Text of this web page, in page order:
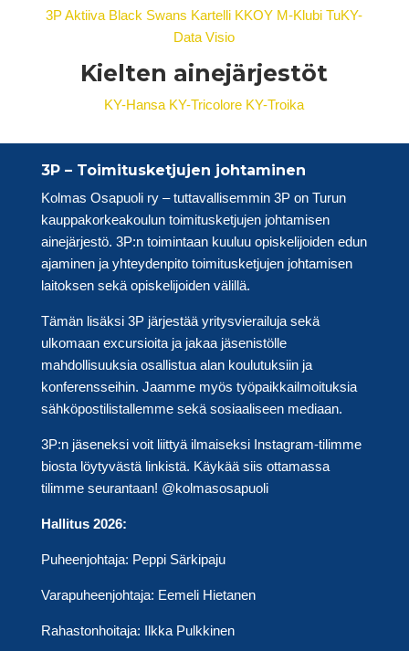
3P Aktiiva Black Swans Kartelli KKOY M-Klubi TuKY-
Data Visio
Kielten ainejärjestöt
KY-Hansa KY-Tricolore KY-Troika
3P – Toimitusketjujen johtaminen
Kolmas Osapuoli ry – tuttavallisemmin 3P on Turun
kauppakorkeakoulun toimitusketjujen johtamisen
ainejärjestö. 3P:n toimintaan kuuluu opiskelijoiden edun
ajaminen ja yhteydenpito toimitusketjujen johtamisen
laitoksen sekä opiskelijoiden välillä.
Tämän lisäksi 3P järjestää yritysvierailuja sekä
ulkomaan excursioita ja jakaa jäsenistölle
mahdollisuuksia osallistua alan koulutuksiin ja
konferensseihin. Jaamme myös työpaikkailmoituksia
sähköpostilistallemme sekä sosiaaliseen mediaan.
3P:n jäseneksi voit liittyä ilmaiseksi Instagram-tilimme
biosta löytyvästä linkistä. Käykää siis ottamassa
tilimme seurantaan! @kolmasosapuoli
Hallitus 2026:
Puheenjohtaja: Peppi Särkipaju
Varapuheenjohtaja: Eemeli Hietanen
Rahastonhoitaja: Ilkka Pulkkinen